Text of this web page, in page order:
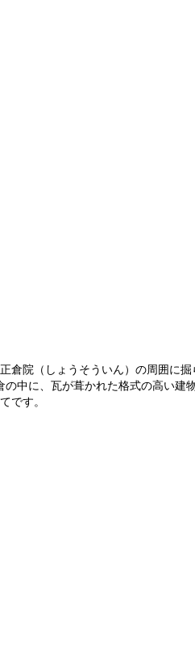
院（しょうそういん）の周囲に掘
中に、瓦が葺かれた格式の高い建
です。